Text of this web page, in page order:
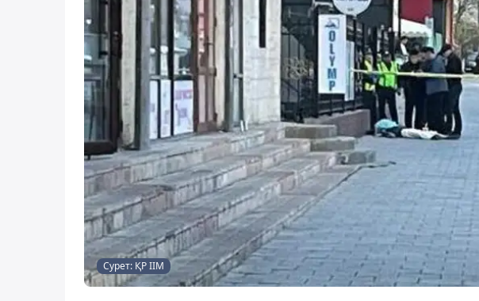
Сурет: ҚР ІІМ